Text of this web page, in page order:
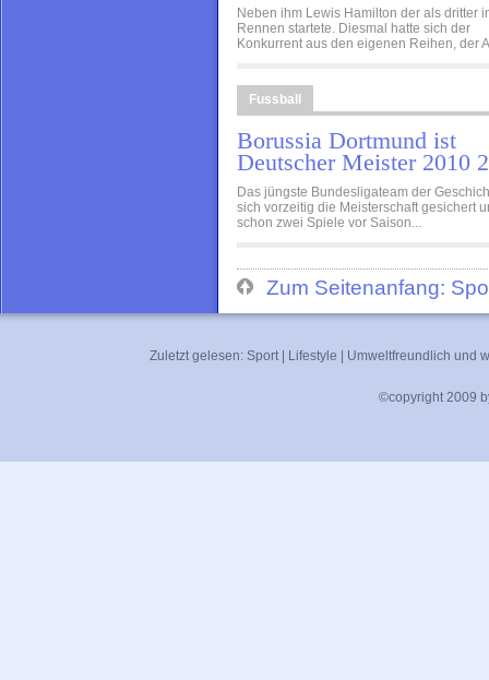
Neben ihm Lewis Hamilton der als dritter
Rennen startete. Diesmal hatte sich der
Konkurrent aus den eigenen Reihen, der
Fussball
Borussia Dortmund ist
Deutscher Meister 2010
Das jüngste Bundesligateam der
sich vorzeitig die Meisterschaft gesichert
schon zwei Spiele vor Saison...
Zum Seitenanfang:
Zuletzt gelesen: Sport Lifestyle Umweltfreundlich und
©copyright 2009